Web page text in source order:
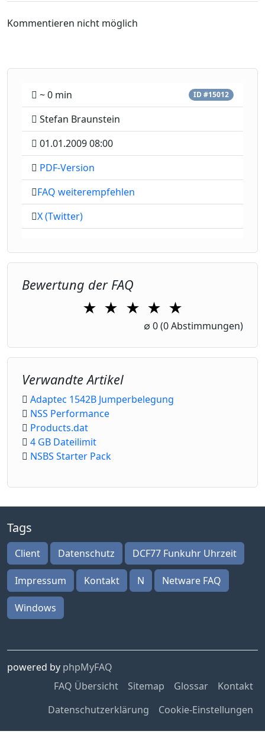
Kommentieren nicht möglich
~ 0 min ID #15012
Stefan Braunstein
01.01.2009 08:00
PDF-Version
FAQ weiterempfehlen
X (Twitter)
Bewertung der FAQ
★ ★
2 Stars
★
3 Stars
★
4 Stars
★
5 Stars
∅ 0(0 Abstimmungen)
Verwandte Artikel
Adaptec 1542B Jumperbelegung
NSS Performance
Products.dat
4 GB Dateilimit
NSBS Starter Pack
Tags
Client Datenschutz DCF77 Funkuhr Uhrzeit
Impressum Kontakt N Netware FAQ
Windows
powered by phpMyFAQ
FAQ Übersicht
Sitemap Glossar
Kontakt
Datenschutzerklärung
Cookie-Einstellungen